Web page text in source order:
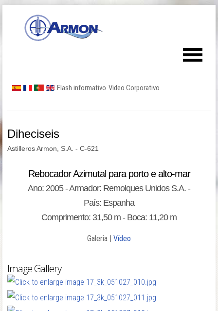
Flash informativo Video Corporativo
Diheciseis
Astilleros Armon, S.A. - C-621
Rebocador Azimutal para porto e alto-mar
Ano: 2005 - Armador: Remolques Unidos S.A. -
País: Espanha
Comprimento: 31,50 m - Boca: 11,20 m
Galeria | Vídeo
Image Gallery